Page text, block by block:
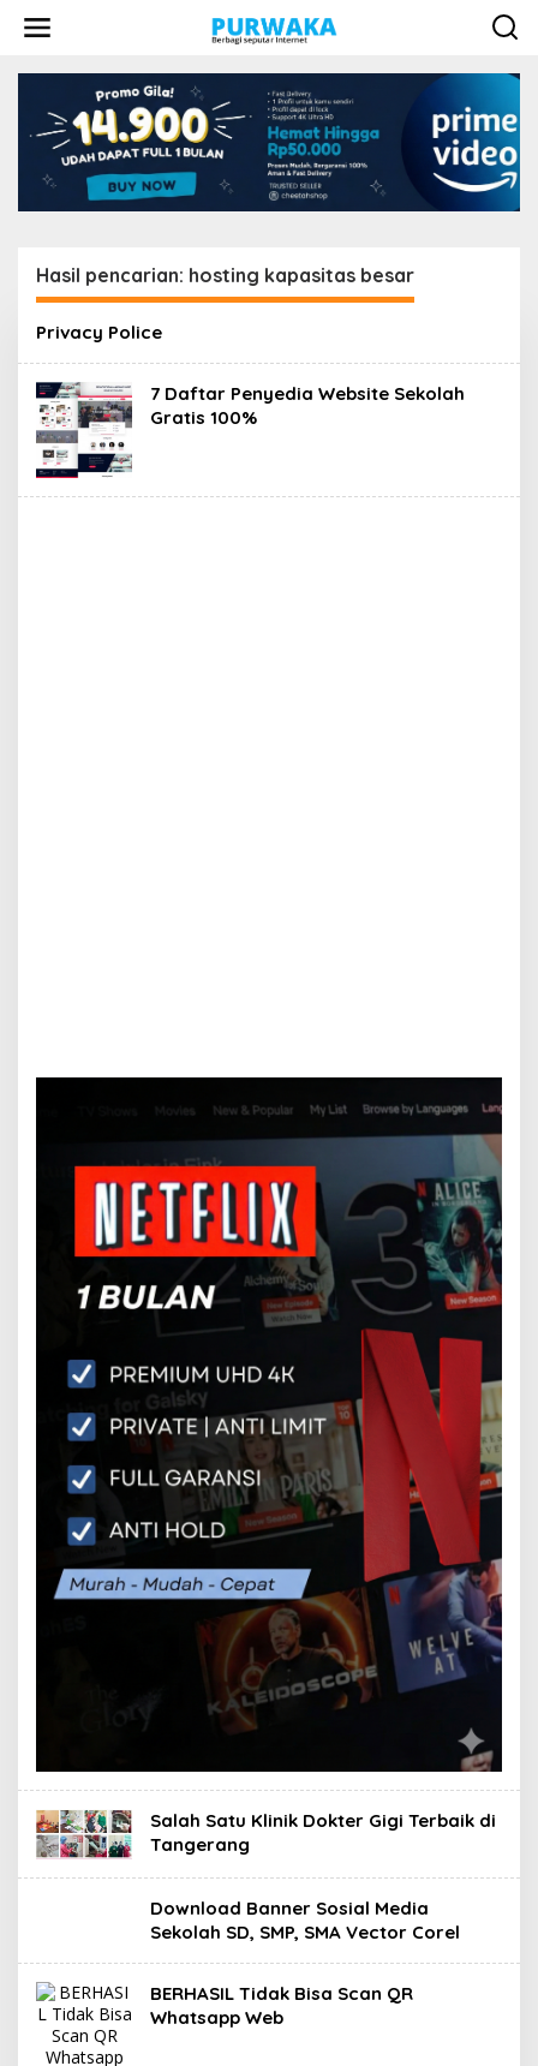
Hasil pencarian: hosting kapasitas besar
Privacy Police
7 Daftar Penyedia Website Sekolah
Gratis 100%
Salah Satu Klinik Dokter Gigi Terbaik di
Tangerang
Download Banner Sosial Media
Sekolah SD, SMP, SMA Vector Corel
BERHASIL Tidak Bisa Scan QR
Whatsapp Web